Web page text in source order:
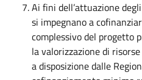
Ai fini dell’attuazione degli
si impegnano a
complessivo del progetto
la valorizzazione di
a disposizione dalle